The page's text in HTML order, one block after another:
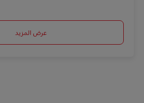
عرض المزيد